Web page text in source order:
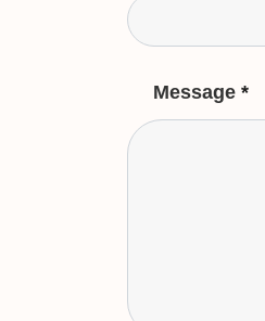
Message *